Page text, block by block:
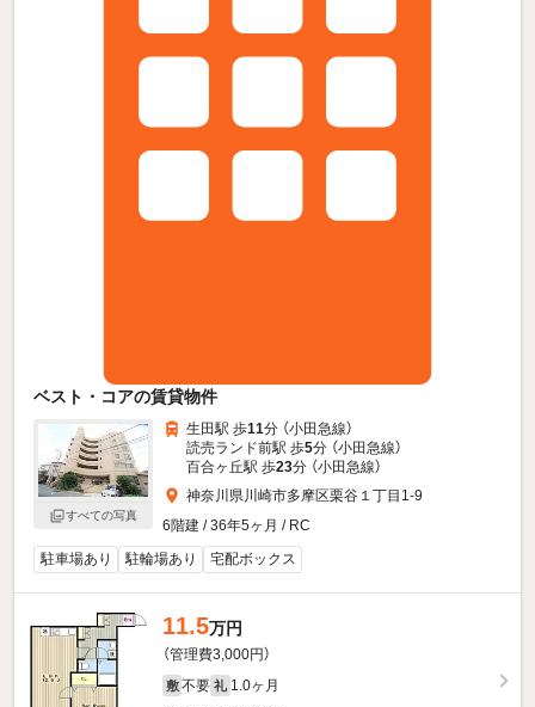
ベスト・コアの賃貸物件
すべての写真
生田駅 歩11分 （小田急線）
読売ランド前駅 歩5分 （小田急線）
百合ヶ丘駅 歩23分 （小田急線）
神奈川県川崎市多摩区栗谷１丁目1-9
6階建 / 36年5ヶ月 / RC
駐車場あり
駐輪場あり 宅配ボックス
11.5万円
（管理費3,000円）
敷 不要 礼 1.0ヶ月